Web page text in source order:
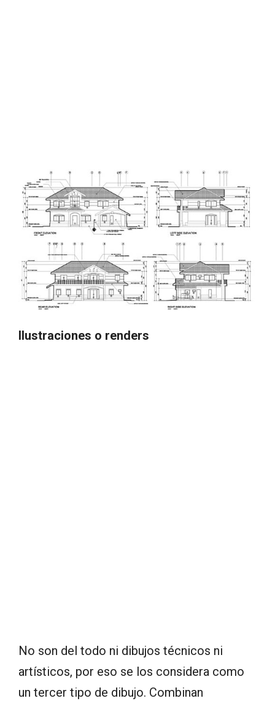
Ilustraciones o renders
No son del todo ni dibujos técnicos ni
artísticos, por eso se los considera como
un tercer tipo de dibujo. Combinan